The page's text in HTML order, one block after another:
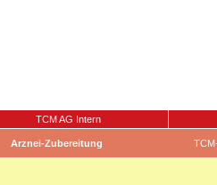
TCM AG Intern
Arznei-Zubereitung